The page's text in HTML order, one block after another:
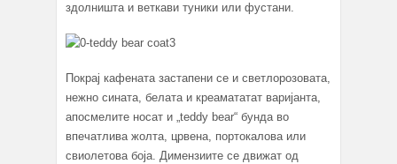
здолништа и веткави туники или фустани.
Покрај кафената застапени се и светлорозовата,
нежно сината, белата и креамататат варијанта,
апосмелите носат и „teddy bear“ бунда во
впечатлива жолта, црвена, портокалова или
свиолетова боја. Димензиите се движат од